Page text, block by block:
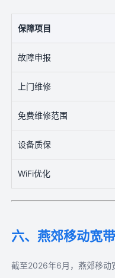
保障项目
故障申报
上门维修
免费维修范围
设备质保
WiFi优化
六、燕郊移动宽
截至2026年6月，燕郊移动